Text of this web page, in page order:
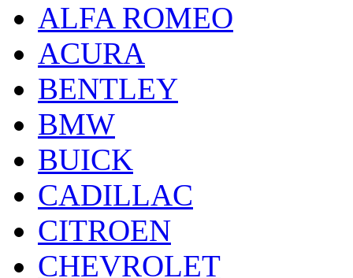
ALFA ROMEO
ACURA
BENTLEY
BMW
BUICK
CADILLAC
CITROEN
CHEVROLET